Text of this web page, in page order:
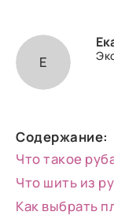
Е
Содержание:
Что такое
Что шить из
Как выбрать